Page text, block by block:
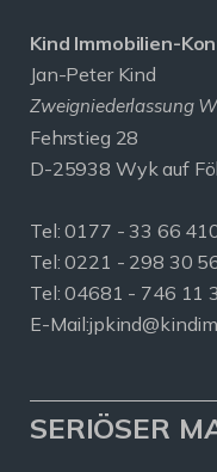
Kind Immobilien-
Jan-Peter Kind
Zweigniederlassung
Fehrstieg 28
D-25938 Wyk auf
Tel:0177 - 33 66
Tel: 0221 - 298 30
Tel: 04681 - 746 11
E-Mail:
SERIÖSER